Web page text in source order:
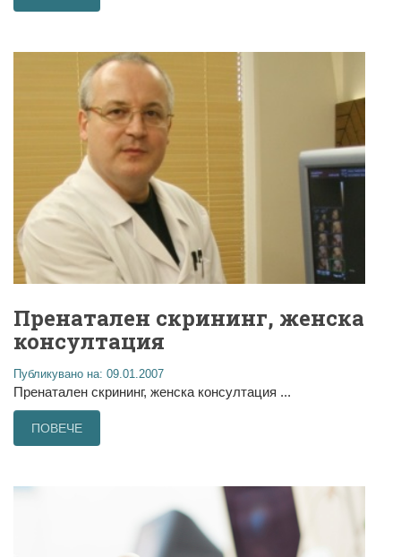
Пренатален скрининг, женска
консултация
Публикувано на: 09.01.2007
Пренатален скрининг, женска консултация ...
ПОВЕЧЕ